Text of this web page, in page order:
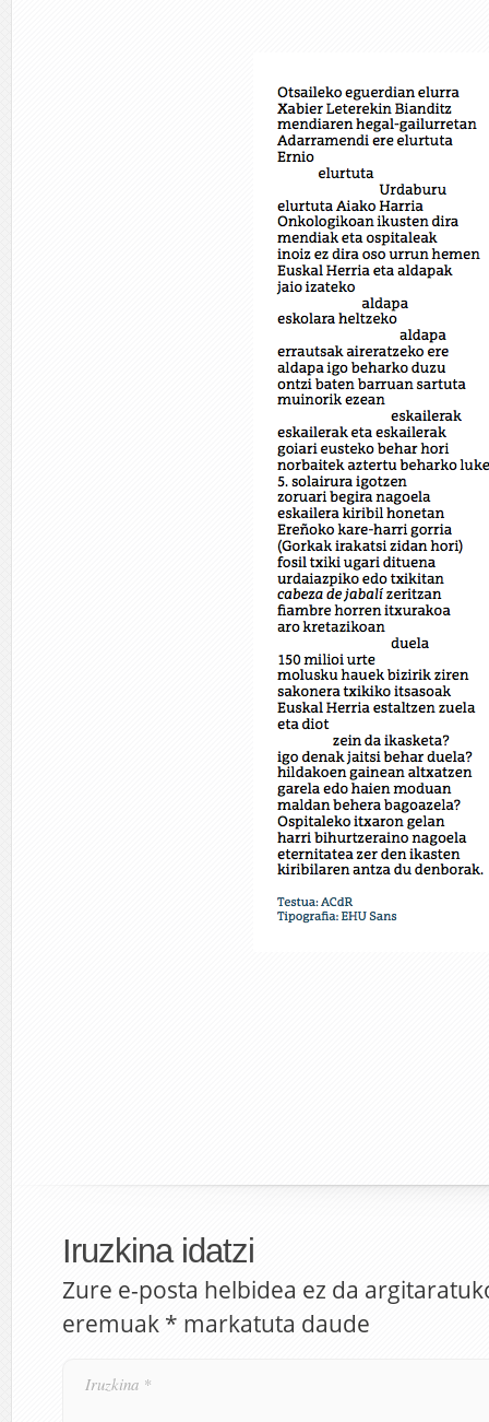
Iruzkina idatzi
Zure e-posta helbidea ez da
eremuak * markatuta daude